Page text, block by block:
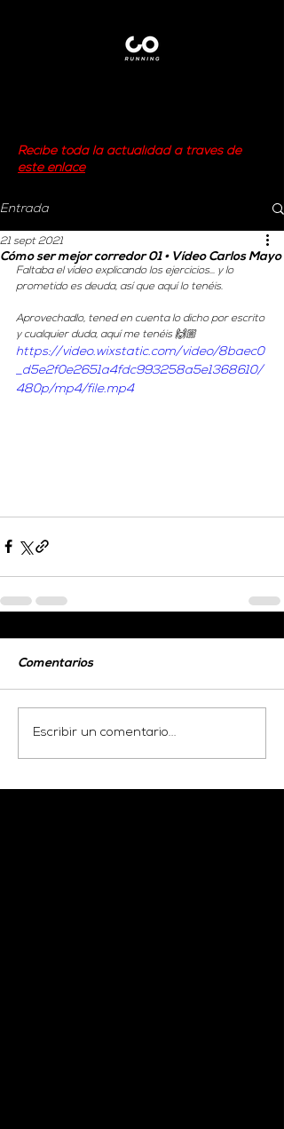
Recibe toda la actualidad a través de
este enlace
Entrada
Cómo ser mejor corredor 01 • Vídeo Carlos Mayo
21 sept 2021
Faltaba el vídeo explicando los ejercicios... y lo
prometido es deuda, así que aquí lo tenéis.
Aprovechadlo, tened en cuenta lo dicho por escrito
y cualquier duda, aquí me tenéis 🙌🏼
https://video.wixstatic.com/video/8baec0
_d5e2f0e2651a4fdc993258a5e1368610/
480p/mp4/file.mp4
Comentarios
Escribir un comentario...